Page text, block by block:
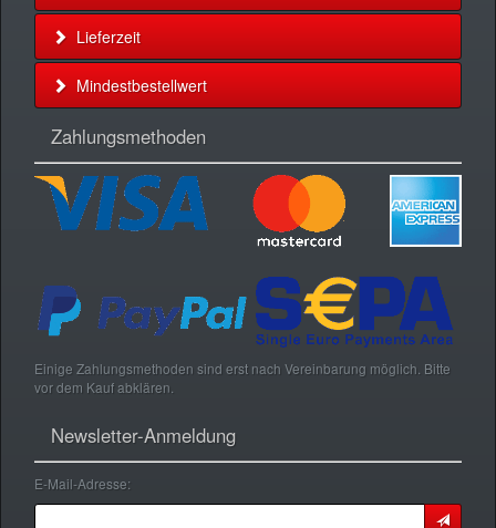
Lieferzeit
Mindestbestellwert
Zahlungsmethoden
Einige Zahlungsmethoden sind erst nach Vereinbarung möglich. Bitte
vor dem Kauf abklären.
Newsletter-Anmeldung
E-Mail-Adresse: